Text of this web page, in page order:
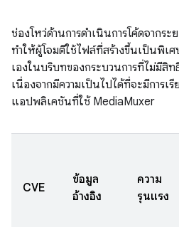
ช่องโหว่ด้านการดำเนินการโค้ดจากร
ทำให้ผู้โจมตีใช้ไฟล์ที่สร้างขึ้นเป็นพิเ
เองในบริบทของกระบวนการที่ไม่มีสิ
เนื่องจากมีความเป็นไปได้ที่จะมีการเ
แอปพลิเคชันที่ใช้ MediaMuxer
CVE
ข้อมูล
อ้างอิง
ความ
รุนแรง